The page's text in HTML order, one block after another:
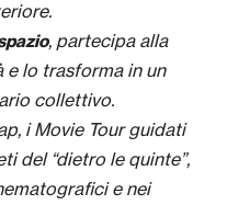
, partecipa alla
e lo trasforma in un
collettivo.
i Movie Tour guidati
del “dietro le quinte”,
e nei